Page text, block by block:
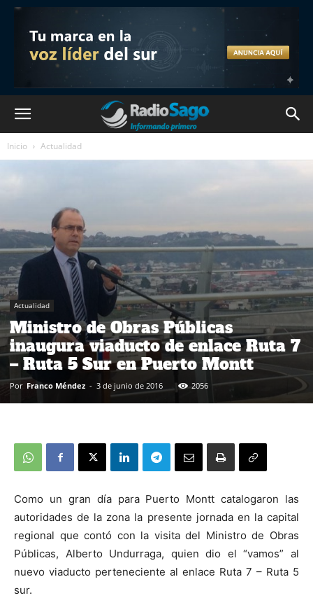
Inicio Actualidad
Actualidad
Ministro de Obras Públicas
inaugura viaducto de enlace Ruta 7
– Ruta 5 Sur en Puerto Montt
Por Franco Méndez - 3 de junio de 2016 2056
Como un gran día para Puerto Montt catalogaron las
autoridades de la zona la presente jornada en la capital
regional que contó con la visita del Ministro de Obras
Públicas, Alberto Undurraga, quien dio el “vamos” al
nuevo viaducto perteneciente al enlace Ruta 7 – Ruta 5
sur.